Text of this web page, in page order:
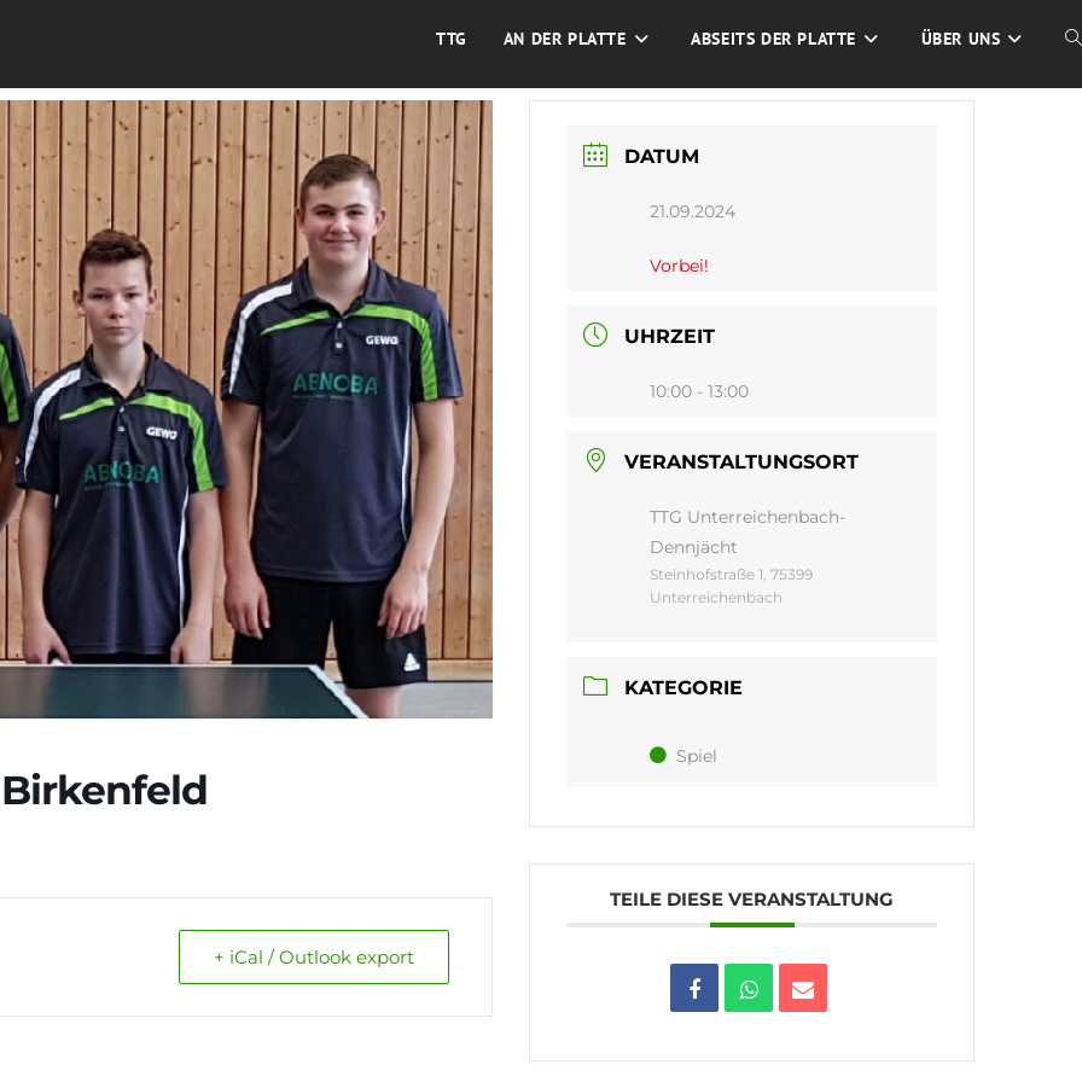
TTG AN DER PLATTE ABSEITS DER PLATTE ÜBER UNS
Birkenfeld
+ iCal / Outlook export
DATUM
21.09.2024
Vorbei!
UHRZEIT
10:00 - 13:00
VERANSTALTUNGSORT
TTG Unterreichenbach-
Dennjächt
Steinhofstraße 1, 75399
Unterreichenbach
KATEGORIE
Spiel
TEILE DIESE VERANSTALTUNG